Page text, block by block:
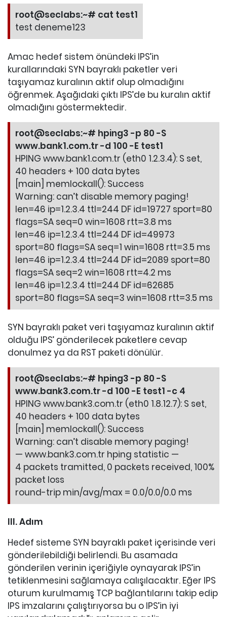
root@seclabs:~# cat test1
test deneme123
Amac hedef sistem önündeki IPS’in
kurallarındaki SYN bayraklı paketler veri
taşıyamaz kuralının aktif olup olmadığını
öğrenmek. Aşağıdaki çıktı IPS’de bu kuralın aktif
olmadığını göstermektedir.
root@seclabs:~# hping3 -p 80 -S
www.bank1.com.tr -d 100 -E test1
HPING www.bank1.com.tr (eth0 1.2.3.4): S set,
40 headers + 100 data bytes
[main] memlockall(): Success
Warning: can’t disable memory paging!
len=46 ip=1.2.3.4 ttl=244 DF id=19727 sport=80
flags=SA seq=0 win=1608 rtt=3.8 ms
len=46 ip=1.2.3.4 ttl=244 DF id=49973
sport=80 flags=SA seq=1 win=1608 rtt=3.5 ms
len=46 ip=1.2.3.4 ttl=244 DF id=2089 sport=80
flags=SA seq=2 win=1608 rtt=4.2 ms
len=46 ip=1.2.3.4 ttl=244 DF id=62685
sport=80 flags=SA seq=3 win=1608 rtt=3.5 ms
SYN bayraklı paket veri taşıyamaz kuralının aktif
olduğu IPS’ gönderilecek paketlere cevap
donulmez ya da RST paketi dönülür.
root@seclabs:~# hping3 -p 80 -S
www.bank3.com.tr -d 100 -E test1 -c 4
HPING www.bank3.com.tr (eth0 1.8.12.7): S set,
40 headers + 100 data bytes
[main] memlockall(): Success
Warning: can’t disable memory paging!
— www.bank3.com.tr hping statistic —
4 packets tramitted, 0 packets received, 100%
packet loss
round-trip min/avg/max = 0.0/0.0/0.0 ms
III. Adım
Hedef sisteme SYN bayraklı paket içerisinde veri
gönderilebildiği belirlendi. Bu asamada
gönderilen verinin içeriğiyle oynayarak IPS’in
tetiklenmesini sağlamaya calışılacaktır. Eğer IPS
oturum kurulmamış TCP bağlantılarını takip edip
IPS imzalarını çalıştırıyorsa bu o IPS’in iyi